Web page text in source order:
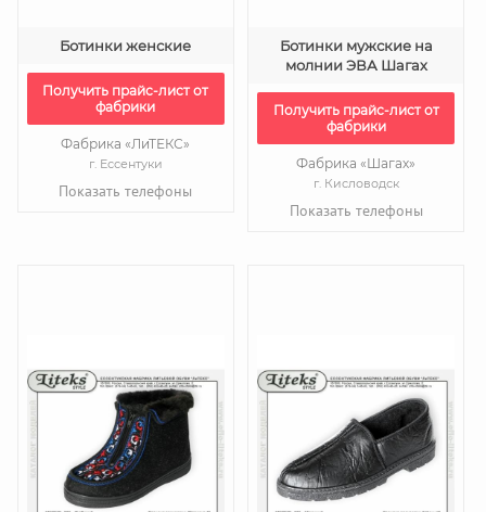
Ботинки женские
Получить прайс-лист от
фабрики
Фабрика «ЛиТЕКС»
г. Ессентуки
Показать телефоны
Ботинки мужские на
молнии ЭВА Шагах
Получить прайс-лист от
фабрики
Фабрика «Шагах»
г. Кисловодск
Показать телефоны